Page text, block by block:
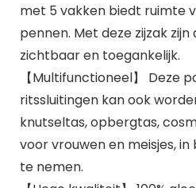
met 5 vakken biedt ruimte
pennen. Met deze zijzak
zichtbaar en toegankelijk.
【Multifunctioneel】 Deze
ritssluitingen kan ook
knutseltas, opbergtas,
voor vrouwen en meisjes,
te nemen.